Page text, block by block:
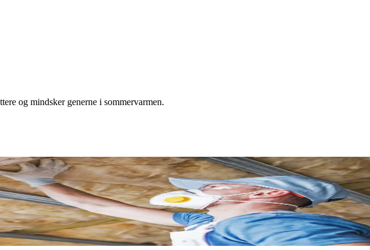
og mindsker generne i sommervarmen.